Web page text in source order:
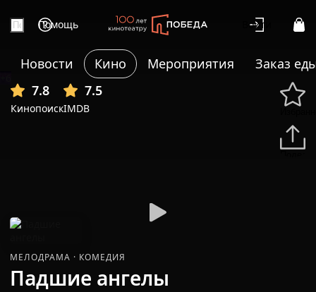
Помощь Войти
Новости Кино Мероприятия
Заказ
7.8
Кинопоиск
7.5
IMDB
МЕЛОДРАМА · КОМЕДИЯ
Падшие ангелы